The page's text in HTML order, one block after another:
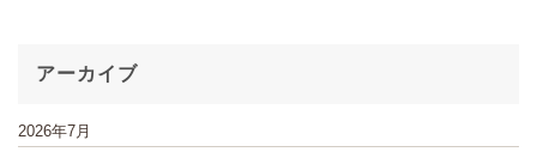
アーカイブ
2026年7月